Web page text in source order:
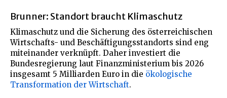
Brunner: Standort braucht Klimaschutz
Klimaschutz und die Sicherung des österreichischen
Wirtschafts- und Beschäftigungsstandorts sind eng
miteinander verknüpft. Daher investiert die
Bundesregierung laut Finanzministerium bis 2026
insgesamt 5 Milliarden Euro in die ökologische
Transformation der Wirtschaft.